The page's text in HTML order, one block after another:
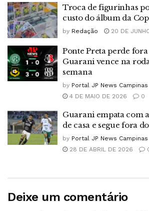
Troca de figurinhas
custo do álbum da
by Redação 20 DE
Ponte Preta perde fora
Guarani vence na
semana
by Portal JP News Campinas
4 DE MAIO DE 2026
0
Guarani empata com
de casa e segue fora
by Portal JP News Campinas
28 DE ABRIL DE 2026
Deixe um comentário